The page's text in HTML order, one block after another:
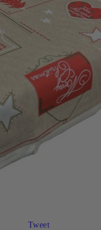
Tweet